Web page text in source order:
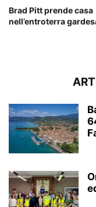
Brad Pitt prende casa
nell’entroterra